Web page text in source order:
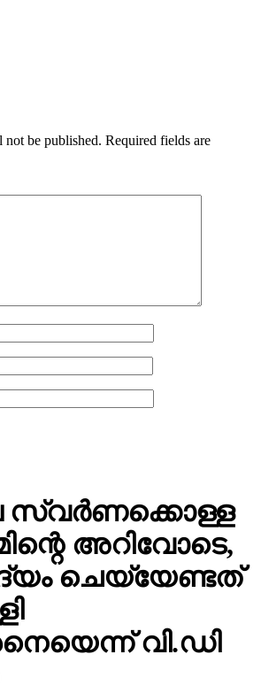
not be published. Required fields are
സ്വര്‍ണക്കൊള്ള
അറിവോടെ,
ചെയ്യേണ്ടത്
വി.ഡി